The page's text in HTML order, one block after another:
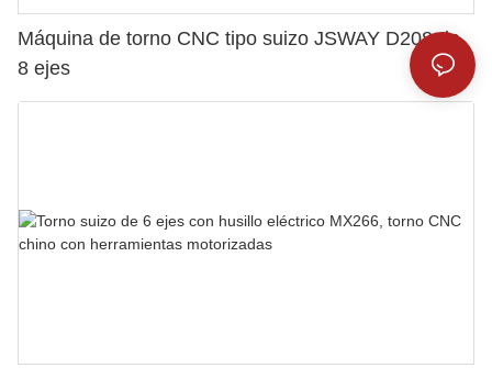
Máquina de torno CNC tipo suizo JSWAY D208 de
8 ejes